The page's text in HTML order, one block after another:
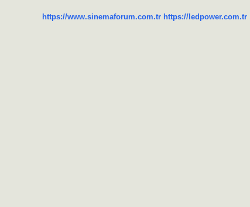
https://www.sinemaforum.com.tr https://ledpower.com.tr